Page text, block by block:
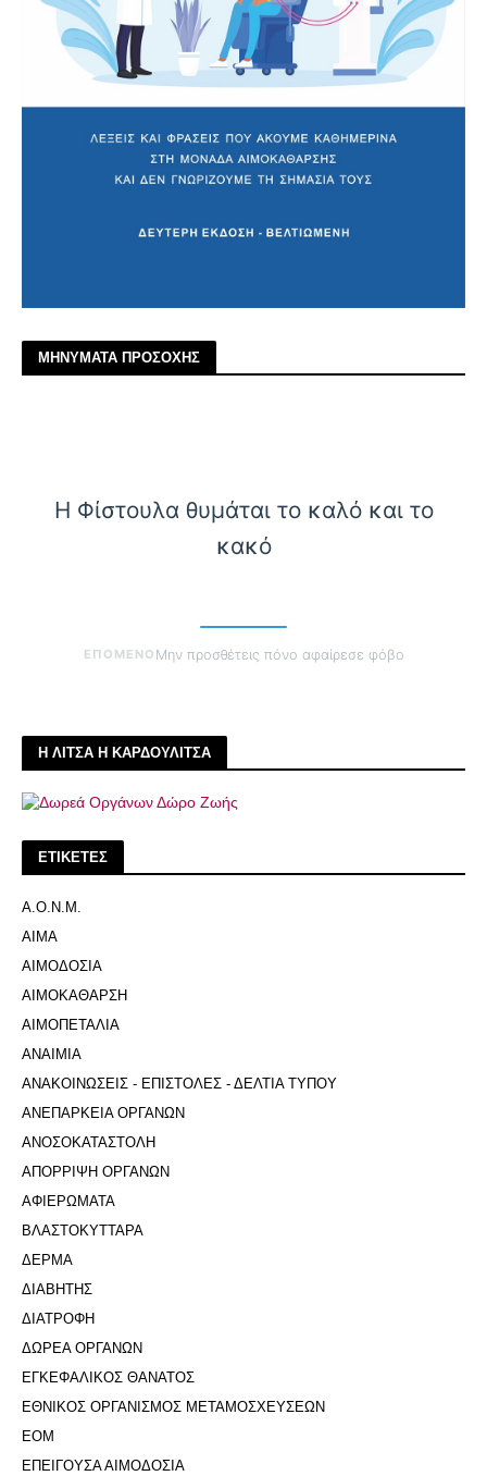
ΜΗΝΥΜΑΤΑ ΠΡΟΣΟΧΗΣ
Η Φίστουλα θυμάται το καλό και το
κακό
ΕΠΟΜΕΝΟ Μην προσθέτεις πόνο αφαίρεσε φόβο
Η ΛΙΤΣΑ Η ΚΑΡΔΟΥΛΙΤΣΑ
ΕΤΙΚΕΤΕΣ
Α.Ο.Ν.Μ.
ΑΙΜΑ
ΑΙΜΟΔΟΣΙΑ
ΑΙΜΟΚΑΘΑΡΣΗ
ΑΙΜΟΠΕΤΑΛΙΑ
ΑΝΑΙΜΙΑ
ΑΝΑΚΟΙΝΩΣΕΙΣ - ΕΠΙΣΤΟΛΕΣ - ΔΕΛΤΙΑ ΤΥΠΟΥ
ΑΝΕΠΑΡΚΕΙΑ ΟΡΓΑΝΩΝ
ΑΝΟΣΟΚΑΤΑΣΤΟΛΗ
ΑΠΟΡΡΙΨΗ ΟΡΓΑΝΩΝ
ΑΦΙΕΡΩΜΑΤΑ
ΒΛΑΣΤΟΚΥΤΤΑΡΑ
ΔΕΡΜΑ
ΔΙΑΒΗΤΗΣ
ΔΙΑΤΡΟΦΗ
ΔΩΡΕΑ ΟΡΓΑΝΩΝ
ΕΓΚΕΦΑΛΙΚΟΣ ΘΑΝΑΤΟΣ
ΕΘΝΙΚΟΣ ΟΡΓΑΝΙΣΜΟΣ ΜΕΤΑΜΟΣΧΕΥΣΕΩΝ
ΕΟΜ
ΕΠΕΙΓΟΥΣΑ ΑΙΜΟΔΟΣΙΑ